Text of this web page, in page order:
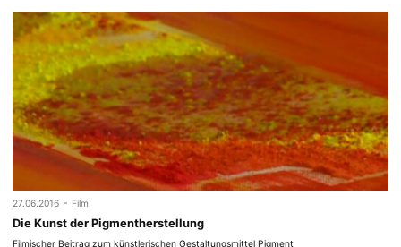
27.06.2016 - Film
Die Kunst der Pigmentherstellung
Filmischer Beitrag zum künstlerischen Gestaltungsmittel Pigment